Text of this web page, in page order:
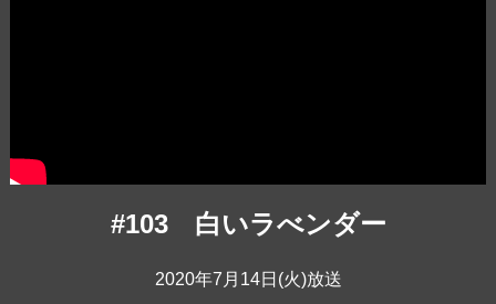
#103 白いラべンダー
2020年7月14日(火)放送